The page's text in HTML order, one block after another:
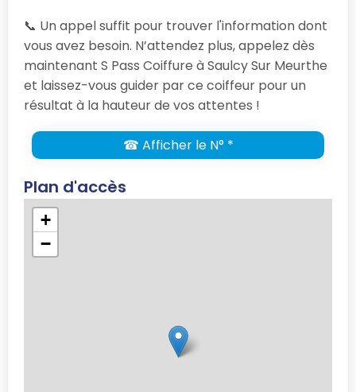
📞 Un appel suffit pour trouver l'information dont
vous avez besoin. N’attendez plus, appelez dès
maintenant S Pass Coiffure à Saulcy Sur Meurthe
et laissez-vous guider par ce coiffeur pour un
résultat à la hauteur de vos attentes !
☎ Afficher le N° *
Plan d'accès
+
−